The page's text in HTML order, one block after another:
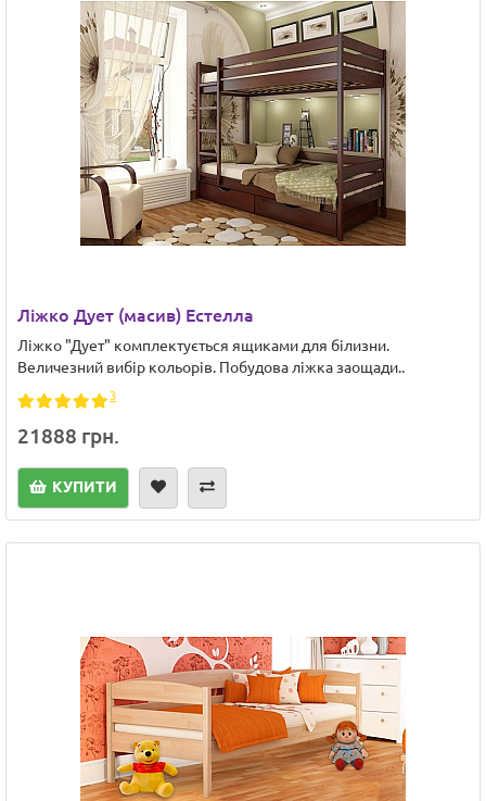
Ліжко Дует (масив) Естелла
Ліжко "Дует" комплектується ящиками для білизни.
Величезний вибір кольорів. Побудова ліжка заощади..
3
21888 грн.
КУПИТИ